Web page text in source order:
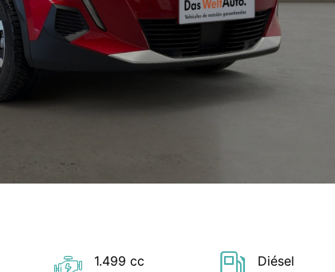
1.499 cc Diésel